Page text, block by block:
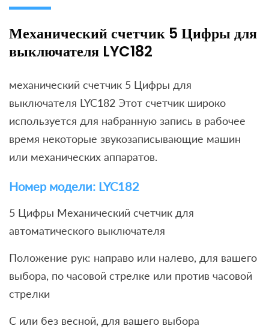
Механический счетчик 5 Цифры для
выключателя LYC182
механический счетчик 5 Цифры для
выключателя LYC182 Этот счетчик широко
используется для набранную запись в рабочее
время некоторые звукозаписывающие машин
или механических аппаратов.
Номер модели: LYC182
5 Цифры Механический счетчик для
автоматического выключателя
Положение рук: направо или налево, для вашего
выбора, по часовой стрелке или против часовой
стрелки
С или без весной, для вашего выбора